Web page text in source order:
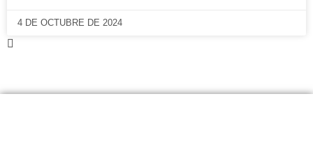
4 DE OCTUBRE DE 2024